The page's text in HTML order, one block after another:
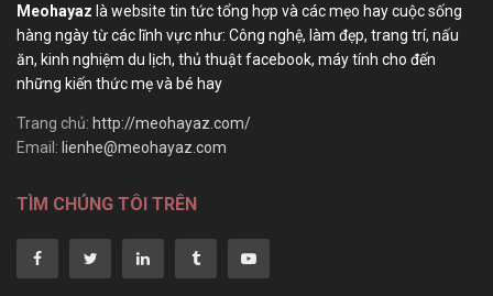
Meohayaz là website tin tức tổng hợp và các mẹo hay cuộc sống
hàng ngày từ các lĩnh vực như: Công nghệ, làm đẹp, trang trí, nấu
ăn, kinh nghiệm du lịch, thủ thuật facebook, máy tính cho đến
những kiến thức mẹ và bé hay
Trang chủ: http://meohayaz.com/
Email: lienhe@meohayaz.com
TÌM CHÚNG TÔI TRÊN